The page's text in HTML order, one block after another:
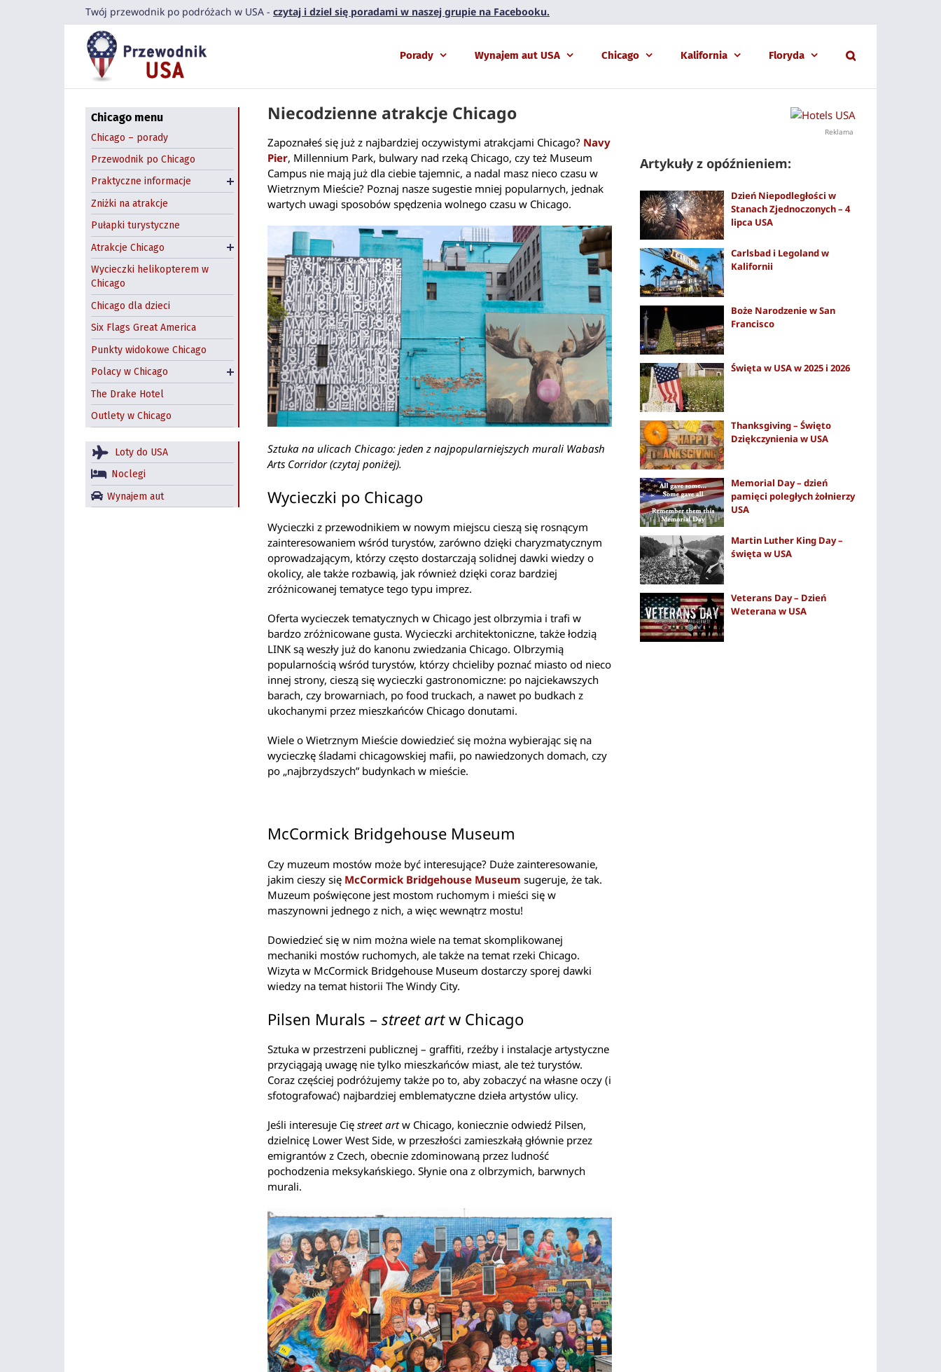
Twój przewodnik po podróżach w USA - czytaj i dziel się poradami w naszej grupie na Facebooku.
Porady Wynajem aut USA Chicago Kalifornia Floryda
Niecodzienne atrakcje Chicago
Zapoznałeś się już z najbardziej oczywistymi atrakcjami Chicago? Navy
Pier, Millennium Park, bulwary nad rzeką Chicago, czy też Museum
Campus nie mają już dla ciebie tajemnic, a nadal masz nieco czasu w
Wietrznym Mieście? Poznaj nasze sugestie mniej popularnych, jednak
wartych uwagi sposobów spędzenia wolnego czasu w Chicago.
Sztuka na ulicach Chicago: jeden z najpopularniejszych murali Wabash
Arts Corridor (czytaj poniżej).
Wycieczki po Chicago
Wycieczki z przewodnikiem w nowym miejscu cieszą się rosnącym
zainteresowaniem wśród turystów, zarówno dzięki charyzmatycznym
oprowadzającym, którzy często dostarczają solidnej dawki wiedzy o
okolicy, ale także rozbawią, jak również dzięki coraz bardziej
zróżnicowanej tematyce tego typu imprez.
Oferta wycieczek tematycznych w Chicago jest olbrzymia i trafi w
bardzo zróżnicowane gusta. Wycieczki architektoniczne, także łodzią
LINK są weszły już do kanonu zwiedzania Chicago. Olbrzymią
popularnością wśród turystów, którzy chcieliby poznać miasto od nieco
innej strony, cieszą się wycieczki gastronomiczne: po najciekawszych
barach, czy browarniach, po food truckach, a nawet po budkach z
ukochanymi przez mieszkańców Chicago donutami.
Wiele o Wietrznym Mieście dowiedzieć się można wybierając się na
wycieczkę śladami chicagowskiej mafii, po nawiedzonych domach, czy
po „najbrzydszych” budynkach w mieście.
McCormick Bridgehouse Museum
Czy muzeum mostów może być interesujące? Duże zainteresowanie,
jakim cieszy się McCormick Bridgehouse Museum sugeruje, że tak.
Muzeum poświęcone jest mostom ruchomym i mieści się w
maszynowni jednego z nich, a więc wewnątrz mostu!
Dowiedzieć się w nim można wiele na temat skomplikowanej
mechaniki mostów ruchomych, ale także na temat rzeki Chicago.
Wizyta w McCormick Bridgehouse Museum dostarczy sporej dawki
wiedzy na temat historii The Windy City.
Pilsen Murals – street artw Chicago
Sztuka w przestrzeni publicznej – graffiti, rzeźby i instalacje artystyczne
przyciągają uwagę nie tylko mieszkańców miast, ale też turystów.
Coraz częściej podróżujemy także po to, aby zobaczyć na własne oczy (i
sfotografować) najbardziej emblematyczne dzieła artystów ulicy.
Jeśli interesuje Cię street artw Chicago, koniecznie odwiedź Pilsen,
dzielnicę Lower West Side, w przeszłości zamieszkałą głównie przez
emigrantów z Czech, obecnie zdominowaną przez ludność
pochodzenia meksykańskiego. Słynie ona z olbrzymich, barwnych
murali.
Chicago menu
Chicago – porady
Przewodnik po Chicago
Praktyczne informacje
Komunikacja miejska
Co zjeść?
Przestępczość w
Chicago
Dzień św. Patryka
Halloween: farmy
dyniowe
Wynajem samochodów
Chicago
Hostel w Chicago
Zniżki na atrakcje
Pułapki turystyczne
Atrakcje Chicago
Navy Pier
Field Museum
Shedd Aquarium
Art Institute of Chicago
Pedway Chicago
Chicago Riverwalk
Chicago Theatre
Atrakcje na świeżym
powietrzu
Zwiedzanie Chicago
łodzią
Wycieczki z Chicago
Wycieczki helikopterem w
Chicago
Chicago dla dzieci
Six Flags Great America
Punkty widokowe Chicago
Polacy w Chicago
Polskie restauracje w
Chicago
Jackowo – nadal polska
dzielnica Chicago?
The Drake Hotel
Outlety w Chicago
Loty do USA
Noclegi
Wynajem aut
Reklama
Artykuły z opóźnieniem:
Dzień Niepodległości w
Stanach Zjednoczonych – 4
lipca USA
Carlsbad i Legoland w
Kalifornii
Boże Narodzenie w San
Francisco
Święta w USA w 2025 i 2026
Thanksgiving – Święto
Dziękczynienia w USA
Memorial Day – dzień
pamięci poległych żołnierzy
USA
Martin Luther King Day –
święta w USA
Veterans Day – Dzień
Weterana w USA